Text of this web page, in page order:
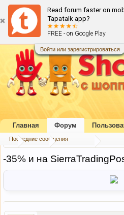
Read forum faster on
Tapatalk app?
FREE - on Google Play
Войти или зарегистрироваться
... Форум Наш форум
-35% и на
Главная Форум
Последние сообщения